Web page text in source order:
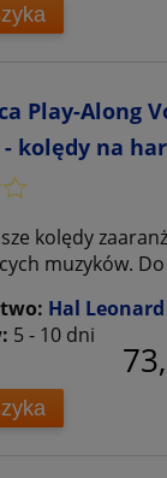
Play-Along
- kolędy na
kolędy
muzyków.
Hal Leonard
5 - 10 dni